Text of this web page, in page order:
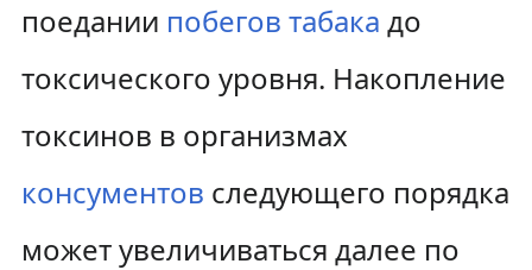
поедании побегов табака до
токсического уровня. Накопление
токсинов в организмах
консументов следующего порядка
может увеличиваться далее по